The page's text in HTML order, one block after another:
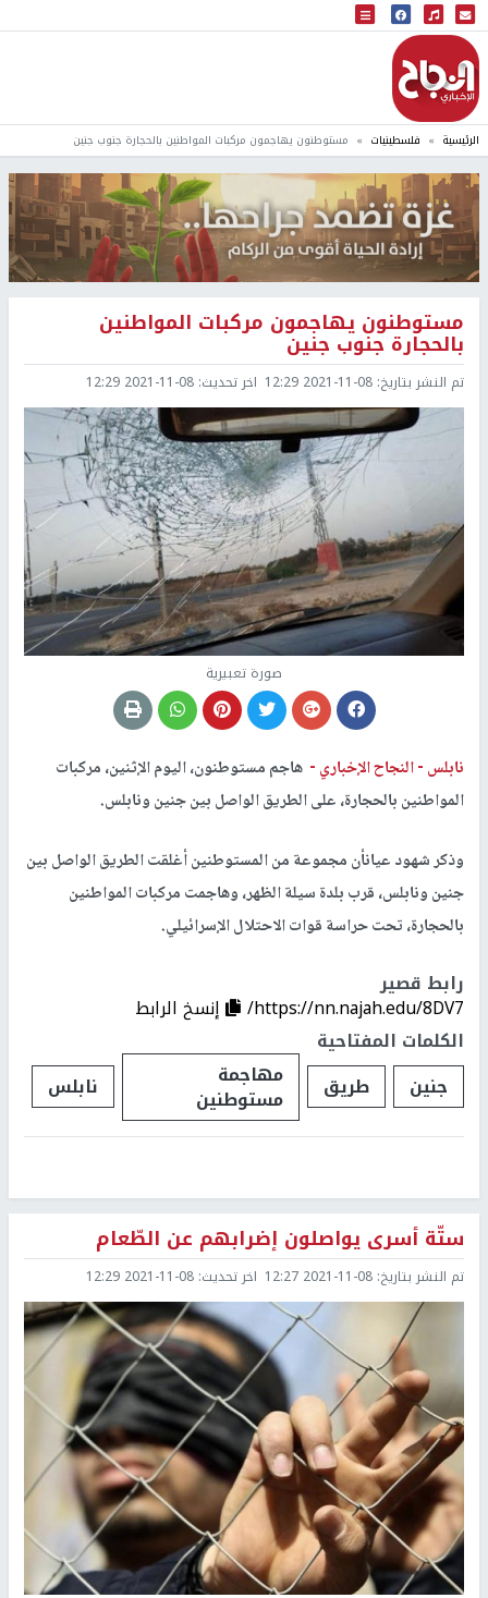
البث المباشر
إذاعة النجاح
الرئيسية فلسطينيات مستوطنون يهاجمون مركبات المواطنين بالحجارة جنوب جنين
مستوطنون يهاجمون مركبات المواطنين
بالحجارة جنوب جنين
تم النشر بتاريخ: 2021-11-08 12:29 اخر تحديث: 2021-11-08 12:29
صورة تعبيرية
نابلس -النجاح الإخباري - هاجم مستوطنون، اليوم الإثنين، مركبات
المواطنين بالحجارة، على الطريق الواصل بين جنين ونابلس.
وذكر شهود عيانأن مجموعة من المستوطنين أغلقت الطريق الواصل بين
جنين ونابلس، قرب بلدة سيلة الظهر، وهاجمت مركبات المواطنين
بالحجارة، تحت حراسة قوات الاحتلال الإسرائيلي.
رابط قصير
https://nn.najah.edu/8DV7/
إنسخ الرابط
الكلمات المفتاحية
جنين
طريق مهاجمة
مستوطنين نابلس
ستّة أسرى يواصلون إضرابهم عن الطّعام
تم النشر بتاريخ: 2021-11-08 12:27 اخر تحديث: 2021-11-08 12:29